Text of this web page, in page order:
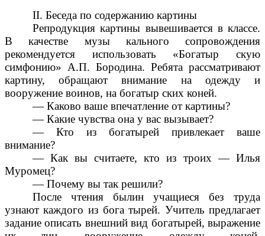
II. Беседа по содержанию картины
Репродукция картины вывешивается в классе.
В качестве музы кального сопровождения
рекомендуется использовать «Богатыр скую
симфонию» А.П. Бородина. Ребята рассматривают
картину, обращают внимание на одежду и
вооружение воинов, на богатыр ских коней.
— Каково ваше впечатление от картины?
— Какие чувства она у вас вызывает?
— Кто из богатырей привлекает ваше
внимание?
— Как вы считаете, кто из троих — Илья
Муромец?
— Почему вы так решили?
После чтения былин учащиеся без труда
узнают каждого из бога тырей. Учитель предлагает
задание описать внешний вид богатырей, выражение